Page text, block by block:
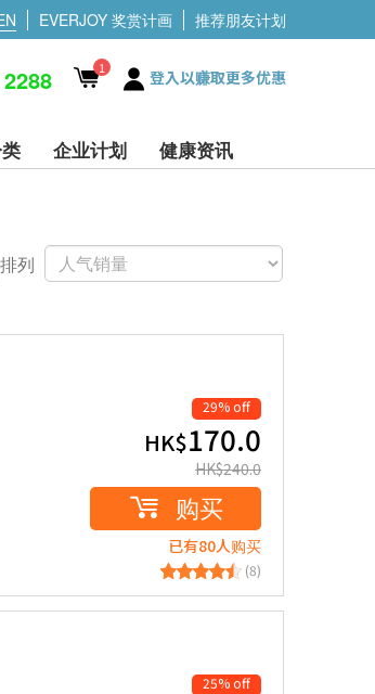
EVERJOY 奖赏计画 推荐朋友计划
1 登入以赚取更多优惠
企业计划 健康资讯
排列
29% off
HK$170.0
HK$240.0
购买
已有80人购买
(8)
25% off